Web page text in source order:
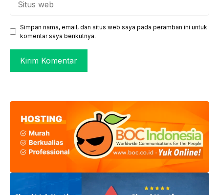
web
Simpan nama, email, dan situs web saya pada peramban ini untuk
komentar saya berikutnya.